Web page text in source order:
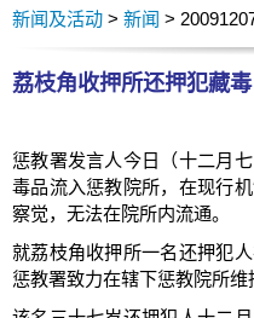
新闻及活动 > 新闻 >
荔枝角收押所还押犯藏毒
惩教署发言人今日（十二月
毒品流入惩教院所，在现行
察觉，无法在院所内流通。
就荔枝角收押所一名还押犯
惩教署致力在辖下惩教院所维